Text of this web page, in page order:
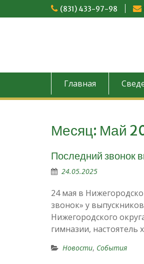
к
(831) 433-97-98
Главная
Месяц: Май
Последний звонок
24.05.2025
24 мая в
звонок» у
Нижегородского
гимназии,
Новости, События